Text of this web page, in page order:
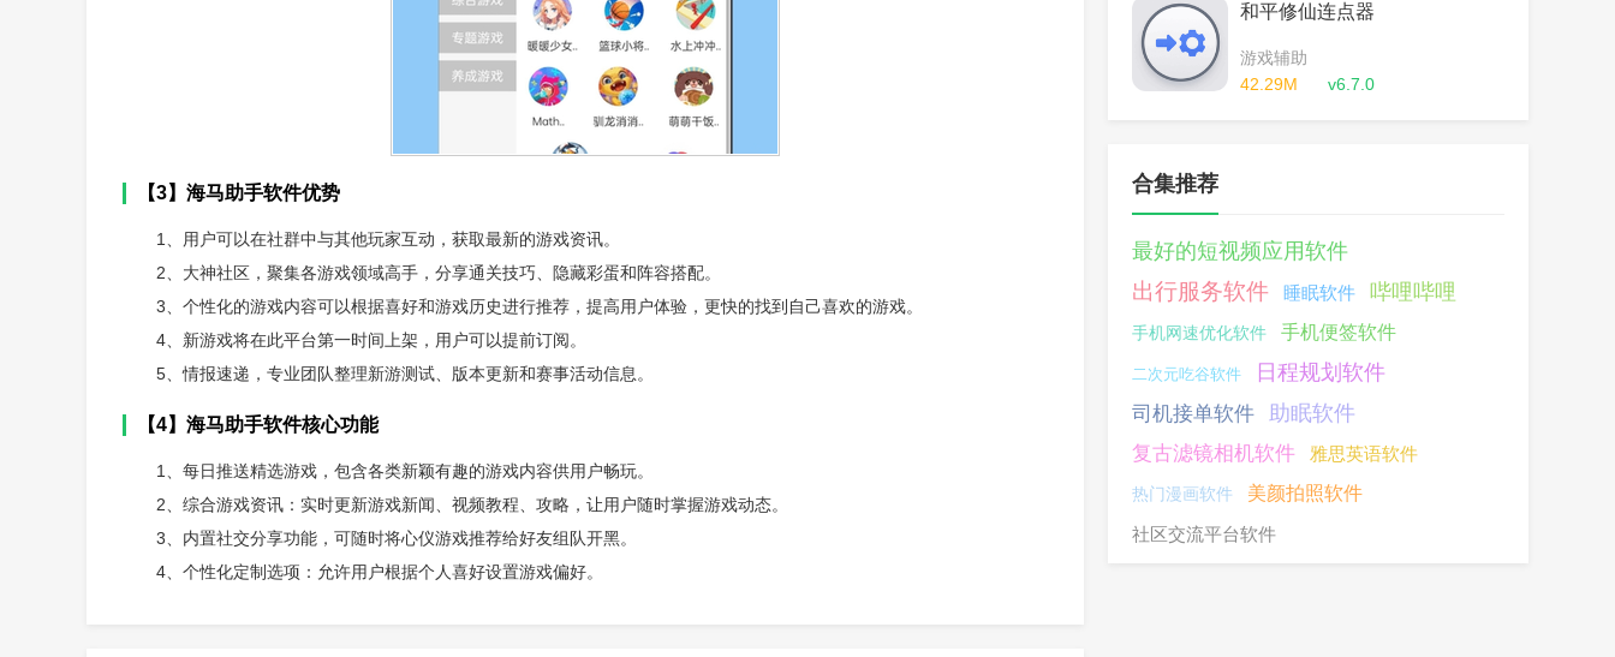
【3】海马助手软件优势
1、用户可以在社群中与其他玩家互动，获取最新的游戏资讯。
2、大神社区，聚集各游戏领域高手，分享通关技巧、隐藏彩蛋和阵容搭配。
3、个性化的游戏内容可以根据喜好和游戏历史进行推荐，提高用户体验，更快的找到自己喜欢的游戏。
4、新游戏将在此平台第一时间上架，用户可以提前订阅。
5、情报速递，专业团队整理新游测试、版本更新和赛事活动信息。
【4】海马助手软件核心功能
1、每日推送精选游戏，包含各类新颖有趣的游戏内容供用户畅玩。
2、综合游戏资讯：实时更新游戏新闻、视频教程、攻略，让用户随时掌握游戏动态。
3、内置社交分享功能，可随时将心仪游戏推荐给好友组队开黑。
4、个性化定制选项：允许用户根据个人喜好设置游戏偏好。
和平修仙连点器
游戏辅助
42.29M
v6.7.0
合集推荐
最好的短视频应用软件
出行服务软件 睡眠软件 哔哩哔哩
手机网速优化软件 手机便签软件
二次元吃谷软件 日程规划软件
司机接单软件 助眠软件
复古滤镜相机软件 雅思英语软件
热门漫画软件
美颜拍照软件
社区交流平台软件